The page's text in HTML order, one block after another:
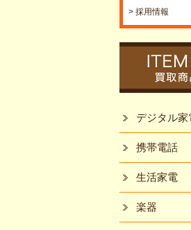
> 採用情報
デジタル家
携帯電話
生活家電
楽器